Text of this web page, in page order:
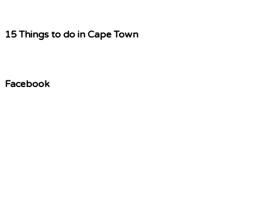
15 Things to do in Cape Town
Facebook